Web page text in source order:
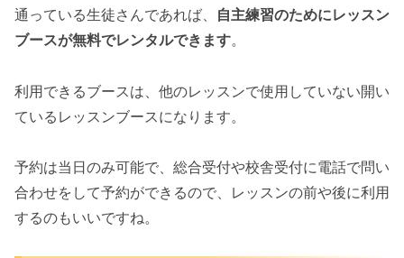
通っている生徒さんであれば、 自主練習のためにレッスン
ブースが無料でレンタルできます。
利用できるブースは、他のレッスンで使用していない開い
ているレッスンブースになります。
予約は当日のみ可能で、総合受付や校舎受付に電話で問い
合わせをして予約ができるので、レッスンの前や後に利用
するのもいいですね。